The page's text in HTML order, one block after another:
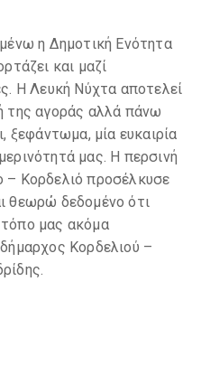
η Δημοτική Ενότητα
και μαζί
Η Λευκή Νύχτα αποτελεί
της αγοράς αλλά πάνω
ξεφάντωμα, μία ευκαιρία
μας. Η περσινή
– Κορδελιό προσέλκυσε
θεωρώ δεδομένο ότι
μας ακόμα
Κορδελιού –